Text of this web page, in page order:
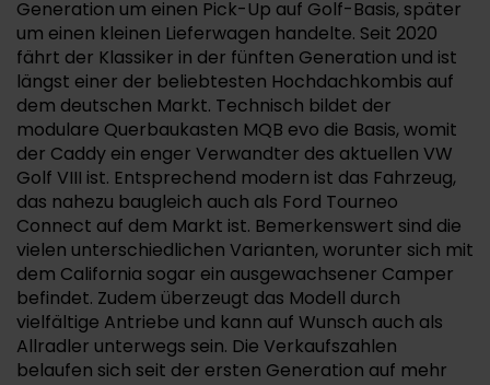
Generation um einen Pick-Up auf Golf-Basis, später
um einen kleinen Lieferwagen handelte. Seit 2020
fährt der Klassiker in der fünften Generation und ist
längst einer der beliebtesten Hochdachkombis auf
dem deutschen Markt. Technisch bildet der
modulare Querbaukasten MQB evo die Basis, womit
der Caddy ein enger Verwandter des aktuellen VW
Golf VIII ist. Entsprechend modern ist das Fahrzeug,
das nahezu baugleich auch als Ford Tourneo
Connect auf dem Markt ist. Bemerkenswert sind die
vielen unterschiedlichen Varianten, worunter sich mit
dem California sogar ein ausgewachsener Camper
befindet. Zudem überzeugt das Modell durch
vielfältige Antriebe und kann auf Wunsch auch als
Allradler unterwegs sein. Die Verkaufszahlen
belaufen sich seit der ersten Generation auf mehr